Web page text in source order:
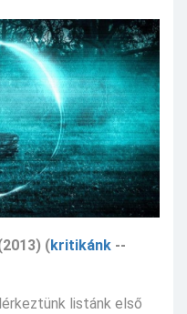
(kritikánk --
listánk első